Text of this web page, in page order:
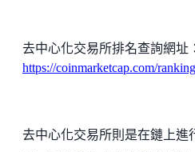
去中心化交易所排名查詢網址：
https://coinmarketcap.com/
去中心化交易所則是在鏈上進